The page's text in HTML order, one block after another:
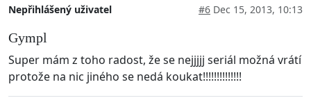
Nepřihlášený uživatel #6 Dec 15, 2013, 10:13
Gympl
Super mám z toho radost, že se nejjjjj seriál možná vrátí
protože na nic jiného se nedá koukat!!!!!!!!!!!!!!